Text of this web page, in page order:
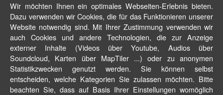
Wir möchten Ihnen ein optimales Webseiten-Erlebnis bieten.
Dazu verwenden wir Cookies, die für das Funktionieren unserer
Website notwendig sind. Mit Ihrer Zustimmung verwenden wir
auch Cookies und andere Technologien, die zur Anzeige
externer Inhalte (Videos über Youtube, Audios über
Soundcloud, Karten über MapTiler ...) oder zu anonymen
Statistikzwecken genutzt werden. Sie können selbst
entscheiden, welche Kategorien Sie zulassen möchten. Bitte
beachten Sie, dass auf Basis Ihrer Einstellungen womöglich